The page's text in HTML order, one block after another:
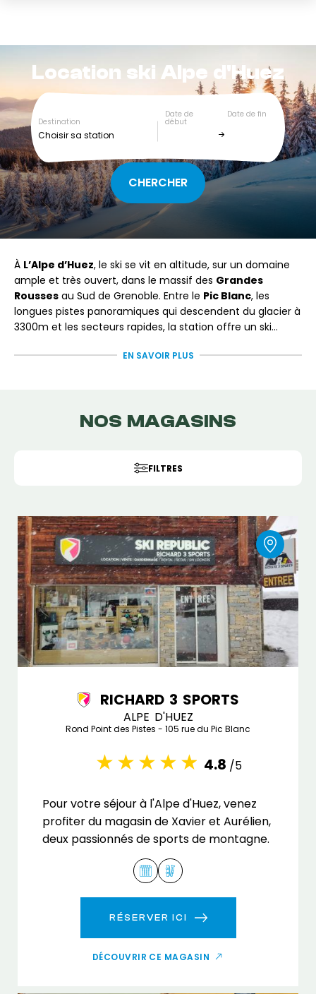
Location ski Alpe d'Huez
Destination
Choisir sa station
Date de
début
Date de fin
À L’Alpe d’Huez, le ski se vit en altitude, sur un domaine
ample et très ouvert, dans le massif des Grandes
Rousses au Sud de Grenoble. Entre le Pic Blanc, les
longues pistes panoramiques qui descendent du glacier à
3300m et les secteurs rapides, la station offre un ski
grandes descentes. C’est un spot emblématique pour
location de skis ou de snowboard sur
EN SAVOIR PLUS
NOS MAGASINS
FILTRES
RICHARD 3 SPORTS
ALPE D'HUEZ
Rond Point des Pistes - 105 rue du Pic Blanc
4.8 /5
Pour votre séjour à l'Alpe d'Huez, venez
profiter du magasin de Xavier et Aurélien,
deux passionnés de sports de montagne.
RÉSERVER ICI
DÉCOUVRIR CE MAGASIN